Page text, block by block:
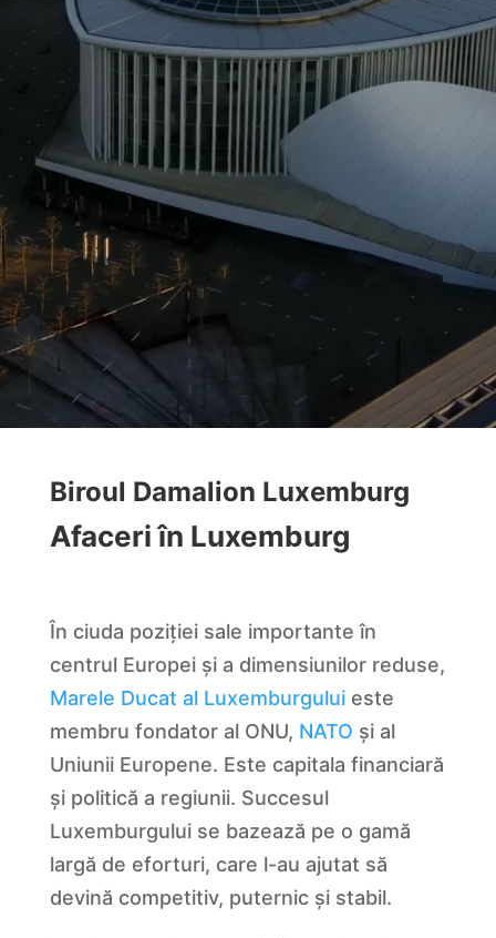
Biroul Damalion Luxemburg
Afaceri în Luxemburg
În ciuda poziției sale importante în
centrul Europei și a dimensiunilor reduse,
Marele Ducat al Luxemburguluieste
membru fondator al ONU, NATO și al
Uniunii Europene. Este capitala financiară
și politică a regiunii. Succesul
Luxemburgului se bazează pe o gamă
largă de eforturi, care l-au ajutat să
devină competitiv, puternic și stabil.